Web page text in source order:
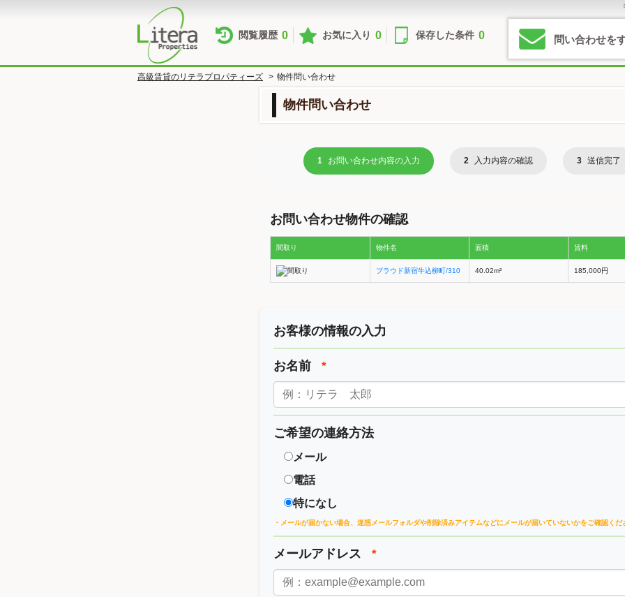
閲覧履歴 0 お気に入り 0 保存した条件 0 問い合わせを
高級賃貸のリテラプロパティーズ > 物件問い合わせ
物件問い合わせ
1 お問い合わせ内容の入力 2 入力内容の確認 3 送信完了
お問い合わせ物件の確認
間取り 物件名 面積 賃料
プラウド新宿牛込柳町/310 40.02m² 185,000円
お客様の情報の入力
お名前 *
ご希望の連絡方法
メール
電話
特になし
・メールが届かない場合、 迷惑メールフォルダや削除済みアイテムなどに メールが届いていないかをご確認くだ
メールアドレス *